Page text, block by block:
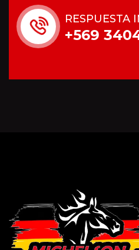
RESPUESTA
+569